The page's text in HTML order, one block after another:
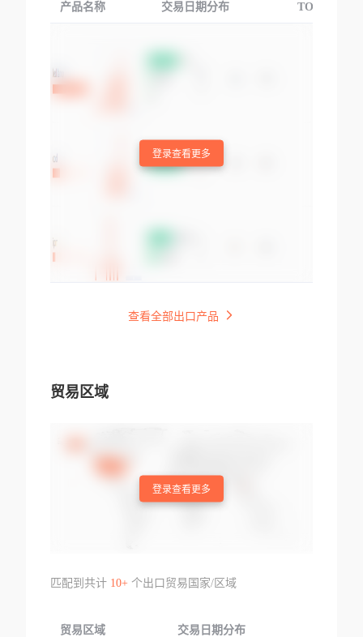
产品名称 交易日期分布 TOP3交易国
登录查看更多
查看全部出口产品
贸易区域
登录查看更多
匹配到共计 10+个出口贸易国家/区域
贸易区域 交易日期分布